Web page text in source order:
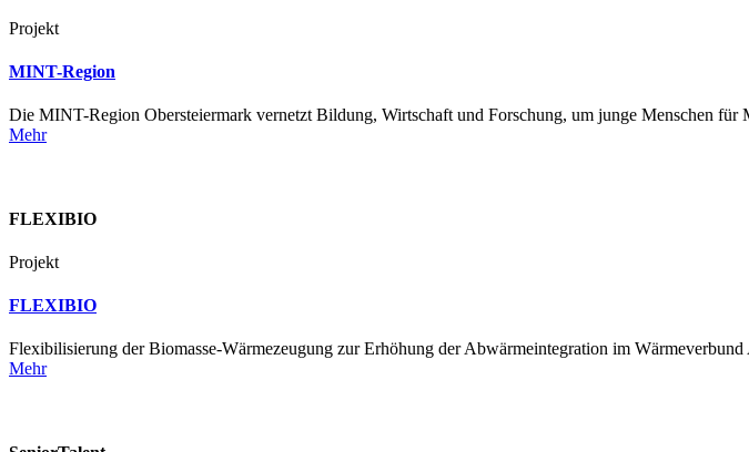
Projekt
MINT-Region
Die MINT-Region Obersteiermark vernetzt Bildung, Wirtschaft und Forschung, um junge Menschen
Mehr
FLEXIBIO
Projekt
FLEXIBIO
Flexibilisierung der Biomasse-Wärmezeugung zur Erhöhung der Abwärmeintegration im
Mehr